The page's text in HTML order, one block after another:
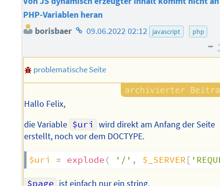
PHP-Variablen heran
borisbaer Homepage
Autors
09.06.2022 02:12 javascript php
–
problematische Seite
Hallo Felix,
die Variable $uri wird direkt am Anfang der Seite
erstellt, noch vor dem DOCTYPE.
$uri = explode ( '/' , $_SERVER [
$page ist einfach nur ein string.